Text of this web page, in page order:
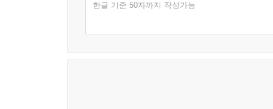
한글 기준 50자까지 작성가능